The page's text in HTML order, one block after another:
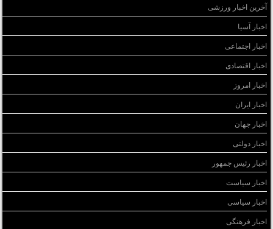
آخرین اخبار ورزشی
اخبار آسیا
اخبار اجتماعی
اخبار اقتصادی
اخبار امروز
اخبار ایران
اخبار جهان
اخبار دولتی
اخبار رئیس جمهور
اخبار سیاست
اخبار سیاسی
اخبار فرهنگی